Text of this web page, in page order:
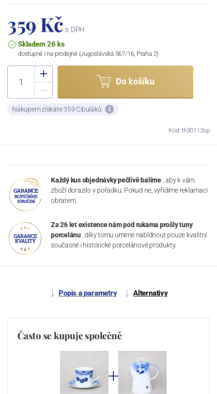
359 Kč s DPH
Skladem 26 ks
dostupné i na prodejně (Jugoslávská 567/16, Praha 2)
Do košíku
Nákupem získáte 359 Cibuláků
Kód: th30112sp
Každý kus objednávky pečlivě balíme , aby k vám
zboží dorazilo v pořádku. Pokud ne, vyřídíme reklamaci
obratem.
Za 26 let existence nám pod rukama prošly tuny
porcelánu , díky tomu umíme nabídnout pouze kvalitní
současné i historické porcelánové produkty.
Popis a parametry Alternativy
Často se kupuje společně